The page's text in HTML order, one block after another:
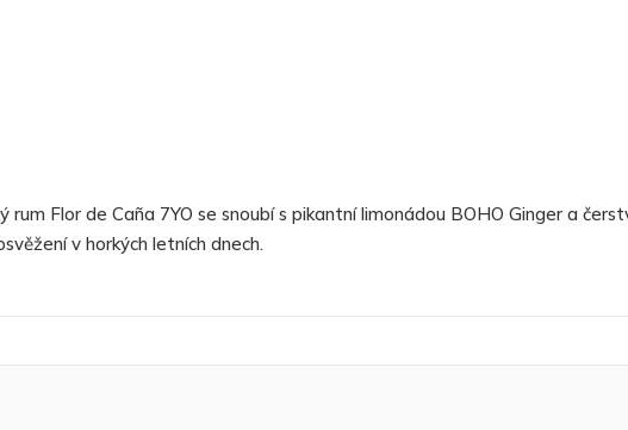
rum Flor de Caña 7YO se snoubí s pikantní limonádou BOHO Ginger a
v horkých letních dnech.